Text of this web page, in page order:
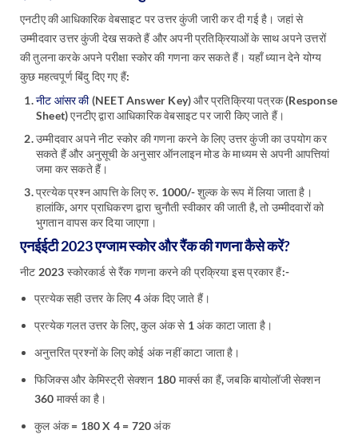
एनटीए की आधिकारिक वेबसाइट पर उत्तर कुंजी जारी कर दी गई है। जहां से
उम्मीदवार उत्तर कुंजी देख सकते हैं और अपनी प्रतिक्रियाओं के साथ अपने उत्तरों
की तुलना करके अपने परीक्षा स्कोर की गणना कर सकते हैं। यहाँ ध्यान देने योग्य
कुछ महत्वपूर्ण बिंदु दिए गए हैं:
नीट आंसर की(NEET Answer Key) और प्रतिक्रिया पत्रक (Response
Sheet) एनटीए द्वारा आधिकारिक वेबसाइट पर जारी किए जाते हैं।
उम्मीदवार अपने नीट स्कोर की गणना करने के लिए उत्तर कुंजी का उपयोग कर
सकते हैं और अनुसूची के अनुसार ऑनलाइन मोड के माध्यम से अपनी आपत्तियां
जमा कर सकते हैं।
प्रत्येक प्रश्न आपत्ति के लिए रु. 1000/- शुल्क के रूप में लिया जाता है।
हालांकि, अगर प्राधिकरण द्वारा चुनौती स्वीकार की जाती है, तो उम्मीदवारों को
भुगतान वापस कर दिया जाएगा।
एनईईटी 2023 एग्जाम स्कोर और रैंक की गणना कैसे करें?
नीट 2023 स्कोरकार्ड से रैंक गणना करने की प्रक्रिया इस प्रकार हैं:-
प्रत्येक सही उत्तर के लिए 4 अंक दिए जाते हैं।
प्रत्येक गलत उत्तर के लिए, कुल अंक से 1 अंक काटा जाता है।
अनुत्तरित प्रश्नों के लिए कोई अंक नहीं काटा जाता है।
फिजिक्स और केमिस्ट्री सेक्शन 180 मार्क्स का हैं, जबकि बायोलॉजी सेक्शन
360 मार्क्स का है।
कुल अंक = 180 X 4 = 720 अंक